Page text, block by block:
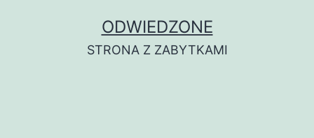
ODWIEDZONE
STRONA Z ZABYTKAMI